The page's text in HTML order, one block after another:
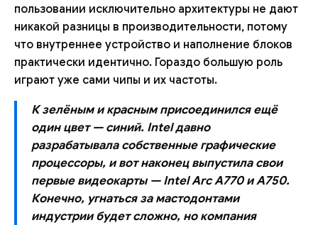
пользовании исключительно архитектуры не дают
никакой разницы в производительности, потому
что внутреннее устройство и наполнение блоков
практически идентично. Гораздо большую роль
играют уже сами чипы и их частоты.
К зелёным и красным присоединился ещё
один цвет — синий. Intel давно
разрабатывала собственные графические
процессоры, и вот наконец выпустила свои
первые видеокарты — Intel Arc A770 и A750.
Конечно, угнаться за мастодонтами
индустрии будет сложно, но компания